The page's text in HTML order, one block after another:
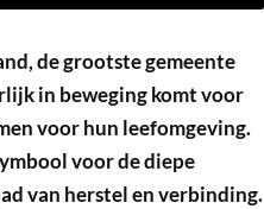
de grootste gemeente
in beweging komt voor
voor hun leefomgeving.
voor de diepe
van herstel en verbinding.